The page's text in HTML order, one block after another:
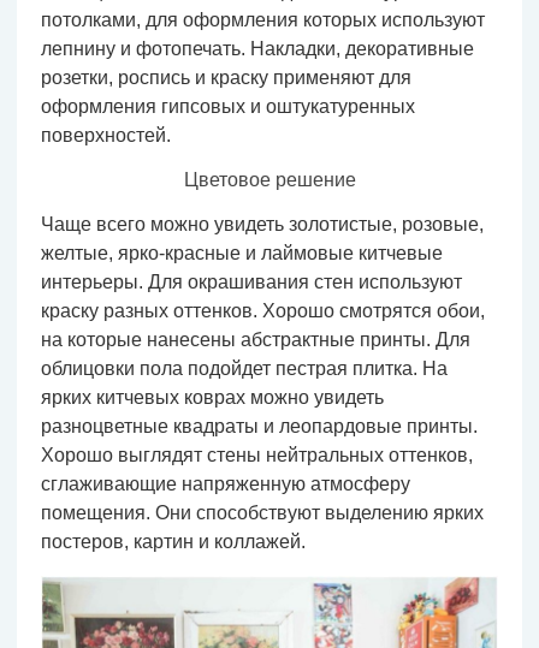
потолками, для оформления которых используют
лепнину и фотопечать. Накладки, декоративные
розетки, роспись и краску применяют для
оформления гипсовых и оштукатуренных
поверхностей.
Цветовое решение
Чаще всего можно увидеть золотистые, розовые,
желтые, ярко-красные и лаймовые китчевые
интерьеры. Для окрашивания стен используют
краску разных оттенков. Хорошо смотрятся обои,
на которые нанесены абстрактные принты. Для
облицовки пола подойдет пестрая плитка. На
ярких китчевых коврах можно увидеть
разноцветные квадраты и леопардовые принты.
Хорошо выглядят стены нейтральных оттенков,
сглаживающие напряженную атмосферу
помещения. Они способствуют выделению ярких
постеров, картин и коллажей.